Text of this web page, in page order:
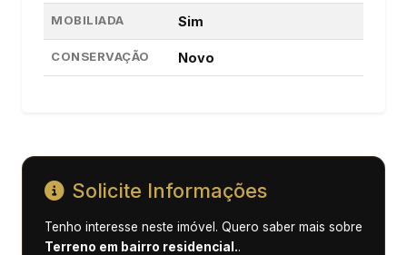
MOBILIADA Sim
CONSERVAÇÃO Novo
Solicite Informações
Tenho interesse neste imóvel. Quero saber mais sobre
Terreno em bairro residencial..